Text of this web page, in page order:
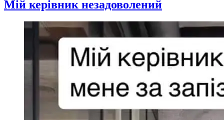
Мій керівник незадоволений